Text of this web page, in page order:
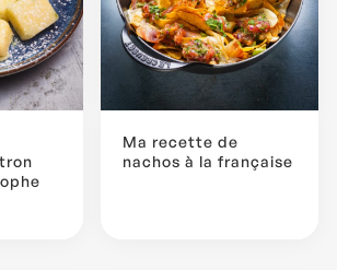
Ma recette de
nachos à la française